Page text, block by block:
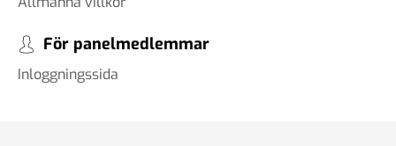
För panelmedlemmar
Inloggningssida